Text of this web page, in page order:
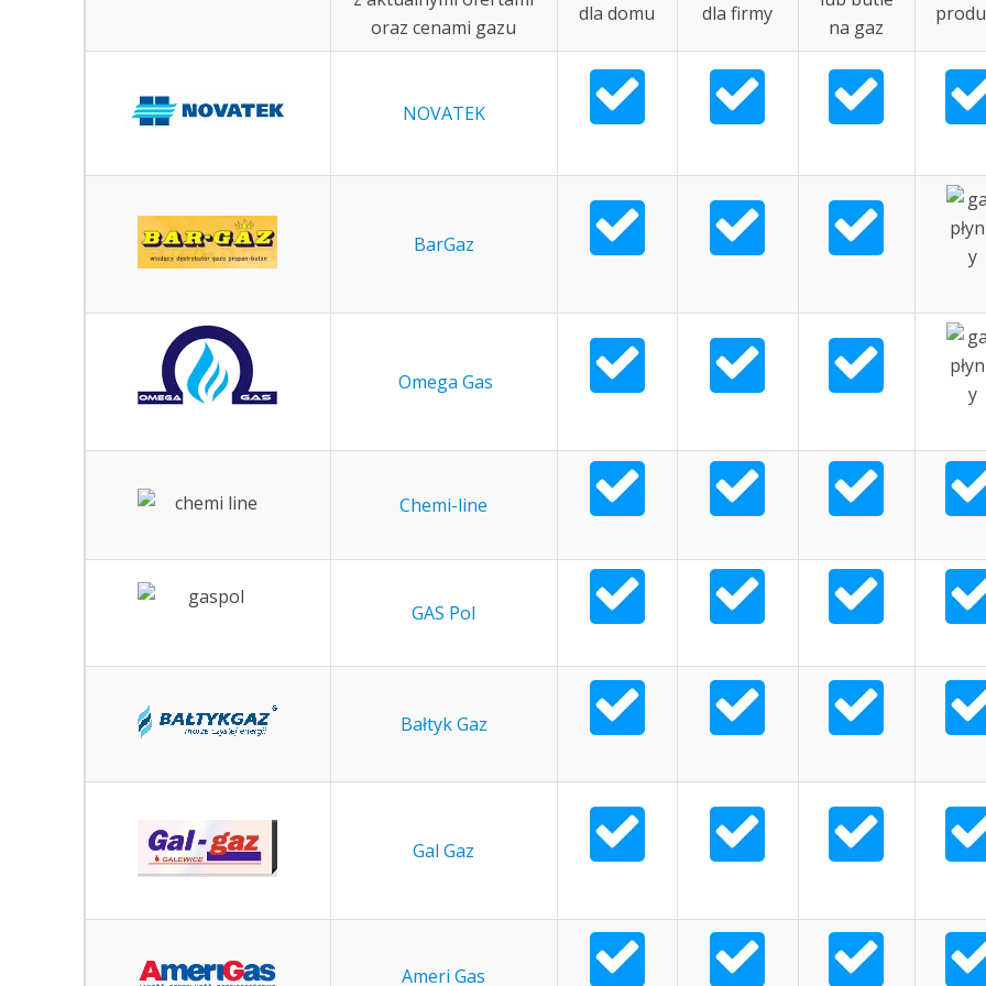
oraz cenami gazu
dla domu dla firmy
na gaz
NOVATEK
BarGaz
Omega Gas
Chemi-line
GAS Pol
Bałtyk Gaz
Gal Gaz
Ameri Gas